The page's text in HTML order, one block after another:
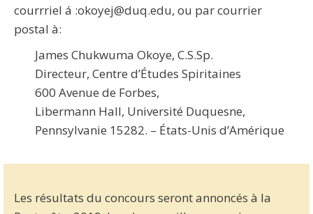
courrriel á :okoyej@duq.edu, ou par courrier
postal à:
James Chukwuma Okoye, C.S.Sp.
Directeur, Centre d’Études Spiritaines
600 Avenue de Forbes,
Libermann Hall, Université Duquesne,
Pennsylvanie 15282. – États-Unis d’Amérique
Les résultats du concours seront annoncés à la